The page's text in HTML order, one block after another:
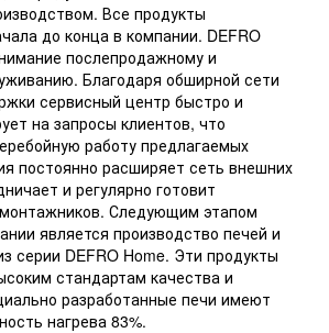
Все продукты
до конца в компании. DEFRO
послепродажному и
Благодаря обширной сети
сервисный центр быстро и
на запросы клиентов, что
работу предлагаемых
постоянно расширяет сеть внешних
и регулярно готовит
Следующим этапом
является производство печей и
серии DEFRO Home. Эти продукты
стандартам качества и
разработанные печи имеют
нагрева 83%.